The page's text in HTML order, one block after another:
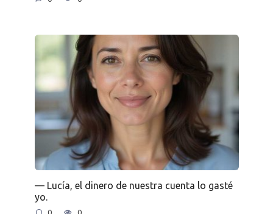
— Lucía, el dinero de nuestra cuenta lo gasté
yo.